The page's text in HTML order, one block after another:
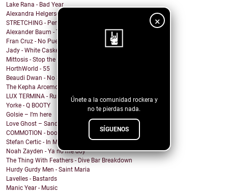
×
Únete a la comunidad rockera y
no te pierdas nada.
SÍGUENOS
Lake Rana - Bad Year
Alexandra Helgerson - We're Never Going Out
STRETCHING - Pencil Me In
Alexander Baum - Träume
Fran Cruz - No Puedo
Jady - White Casket
Mittosis - Stop the questions
HorthWorld - 55
Beaudi Dwan - No Sense To Me
The Kepha Arcemont Experiment - Southern Boy
LUX TERMINA - Run Rabbit Run
Yorke - Q BOOTY
Golsie – I’m here
Love Ghost – Sandcastles
COMMOTION - booty calls (rewind remix)
Stefan Certic - In My Skin
Noah Zayden - Ya no me doy
The Thing With Feathers - Dive Bar Breakdown
Hurdy Gurdy Men - Saint Maria
Lavelles - Bastards
Manic Year - Music